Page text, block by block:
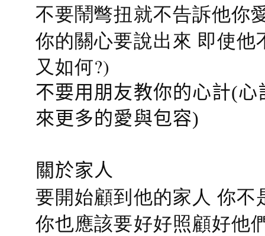
不要鬧彆扭就不告訴他你
你的關心要說出來 即使
又如何?)
不要用朋友教你的心計(
來更多的愛與包容)
關於家人
要開始顧到他的家人 你
你也應該要好好照顧好他